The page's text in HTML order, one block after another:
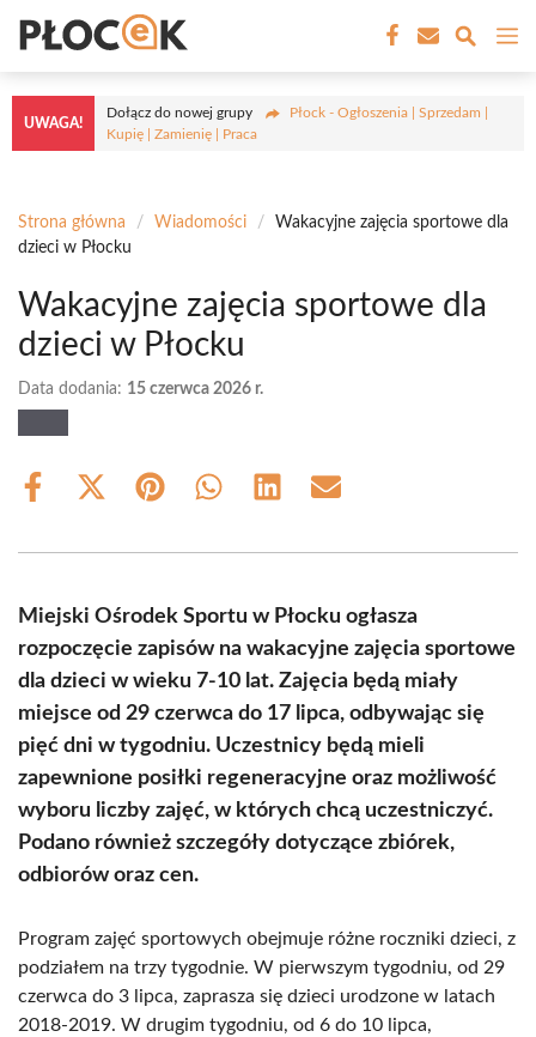
treści
UWAGA!
Dołącz do nowej grupy
Płock - Ogłoszenia | Sprzedam |
Kupię | Zamienię | Praca
Strona główna / Wiadomości /
Wakacyjne zajęcia sportowe dla
dzieci w Płocku
Wakacyjne zajęcia sportowe dla
dzieci w Płocku
Data dodania: 15 czerwca 2026 r.
Share
Share
(Twitter)
Share Share Share Share
Miejski Ośrodek Sportu w Płocku ogłasza
rozpoczęcie zapisów na wakacyjne zajęcia sportowe
dla dzieci w wieku 7-10 lat. Zajęcia będą miały
miejsce od 29 czerwca do 17 lipca, odbywając się
pięć dni w tygodniu. Uczestnicy będą mieli
zapewnione posiłki regeneracyjne oraz możliwość
wyboru liczby zajęć, w których chcą uczestniczyć.
Podano również szczegóły dotyczące zbiórek,
odbiorów oraz cen.
Program zajęć sportowych obejmuje różne roczniki dzieci, z
podziałem na trzy tygodnie. W pierwszym tygodniu, od 29
czerwca do 3 lipca, zaprasza się dzieci urodzone w latach
2018-2019. W drugim tygodniu, od 6 do 10 lipca,